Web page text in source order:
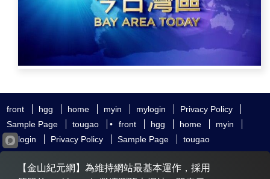
front hgg home myin mylogin
Privacy Policy
Sample Page
tougao • front hgg home
myin
mylogin
Privacy Policy Sample Page tougao
友好鏈接 追查國際 新唐人電視
神韻藝術團
【金山紀元網】為維持網站最基本運作，採用